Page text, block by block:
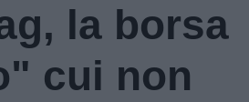
la borsa
cui non